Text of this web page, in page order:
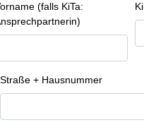
(falls KiTa:
Straße + Hausnummer